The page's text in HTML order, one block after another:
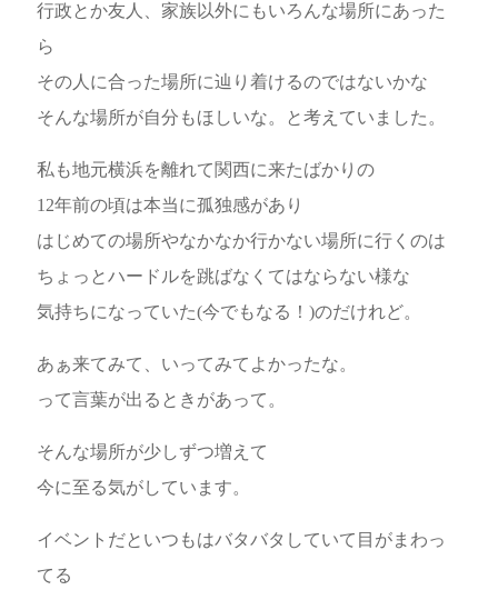
行政とか友人、家族以外にもいろんな場所にあった
ら
その人に合った場所に辿り着けるのではないかな
そんな場所が自分もほしいな。と考えていました。
私も地元横浜を離れて関西に来たばかりの
12年前の頃は本当に孤独感があり
はじめての場所やなかなか行かない場所に行くのは
ちょっとハードルを跳ばなくてはならない様な
気持ちになっていた(今でもなる！)のだけれど。
あぁ来てみて、いってみてよかったな。
って言葉が出るときがあって。
そんな場所が少しずつ増えて
今に至る気がしています。
イベントだといつもはバタバタしていて目がまわっ
てる